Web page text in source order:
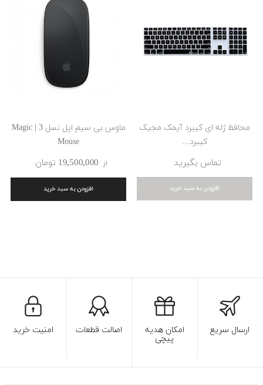
محافظ ژله ای کیبرد آیمک مجیک
کیبرد...
تماس بگیرید
افزودن به سبد خرید
ماوس بی سیم اپل نسل 3 | Magic
Mouse
از 19٬500٬000 ‎تومان
افزودن به سبد خرید
ارسال سریع امکان هدیه
پیچی
اصالت قطعات امنیت خرید